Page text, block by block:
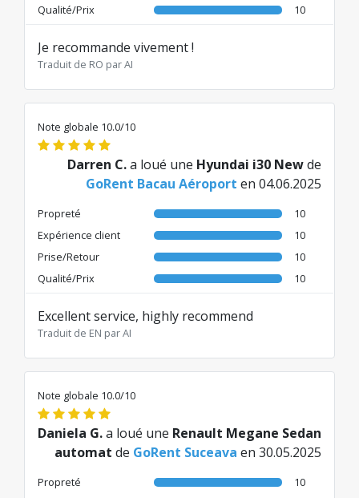
Qualité/Prix
10
Je recommande vivement !
Traduit de RO par AI
Note globale 10.0/10
Darren C.a loué une Hyundai i30 Newde
GoRent Bacau Aéroport en 04.06.2025
Propreté
10
Expérience client
10
Prise/Retour
10
Qualité/Prix
10
Excellent service, highly recommend
Traduit de EN par AI
Note globale 10.0/10
Daniela G.a loué une Renault Megane Sedan
automat de GoRent Suceava en 30.05.2025
Propreté
10